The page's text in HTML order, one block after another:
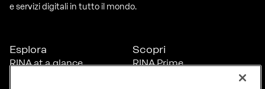
e servizi digitali in tutto il mondo.
Esplora
RINA at a glance
Scopri
RINA Prime